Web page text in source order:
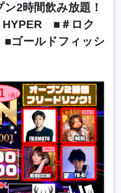
2時間飲み放題！
HYPER ■＃ロク
ールドフィッシ